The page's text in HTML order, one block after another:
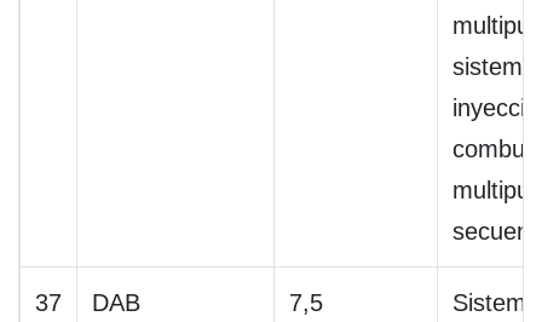
sistema
37 DAB 7,5